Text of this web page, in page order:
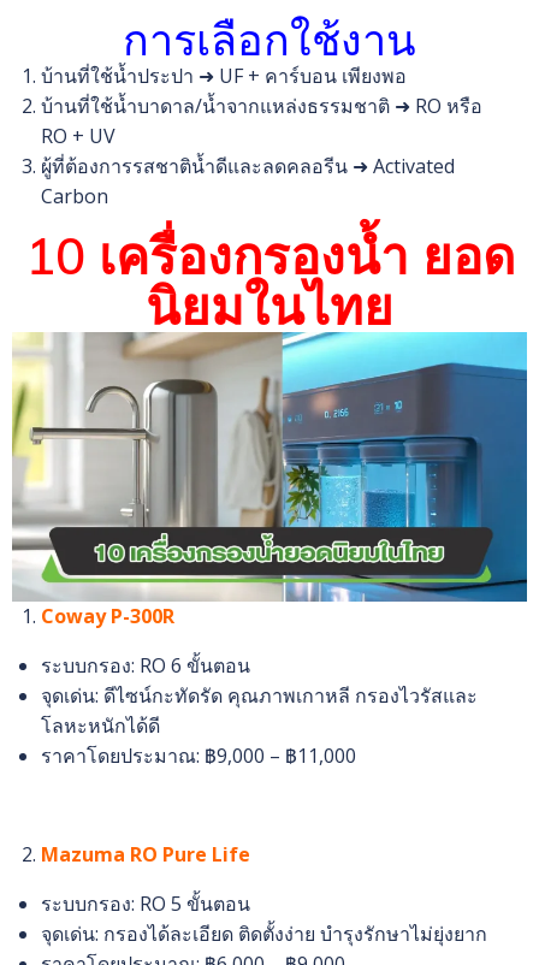
การเลือกใช้งาน
บ้านที่ใช้น้ำประปา ➜ UF + คาร์บอน เพียงพอ
บ้านที่ใช้น้ำบาดาล/น้ำจากแหล่งธรรมชาติ ➜ RO หรือ
RO + UV
ผู้ที่ต้องการรสชาติน้ำดีและลดคลอรีน ➜ Activated
Carbon
10 เครื่องกรองน้ำ ยอด
นิยมในไทย
Coway P-300R
ระบบกรอง: RO 6 ขั้นตอน
จุดเด่น: ดีไซน์กะทัดรัด คุณภาพเกาหลี กรองไวรัสและ
โลหะหนักได้ดี
ราคาโดยประมาณ: ฿9,000 – ฿11,000
Mazuma RO Pure Life
ระบบกรอง: RO 5 ขั้นตอน
จุดเด่น: กรองได้ละเอียด ติดตั้งง่าย บำรุงรักษาไม่ยุ่งยาก